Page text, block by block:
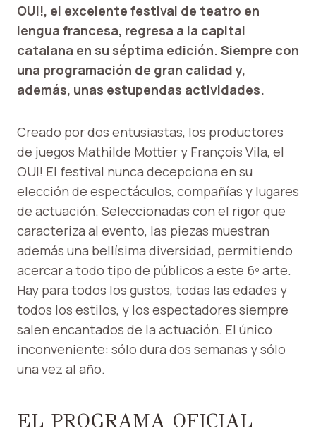
OUI!, el excelente festival de teatro en
lengua francesa, regresa a la capital
catalana en su séptima edición. Siempre con
una programación de gran calidad y,
además, unas estupendas actividades.
Creado por dos entusiastas, los productores
de juegos Mathilde Mottier y François Vila, el
OUI! El festival nunca decepciona en su
elección de espectáculos, compañías y lugares
de actuación. Seleccionadas con el rigor que
caracteriza al evento, las piezas muestran
además una bellísima diversidad, permitiendo
acercar a todo tipo de públicos a este 6º arte.
Hay para todos los gustos, todas las edades y
todos los estilos, y los espectadores siempre
salen encantados de la actuación. El único
inconveniente: sólo dura dos semanas y sólo
una vez al año.
EL PROGRAMA OFICIAL